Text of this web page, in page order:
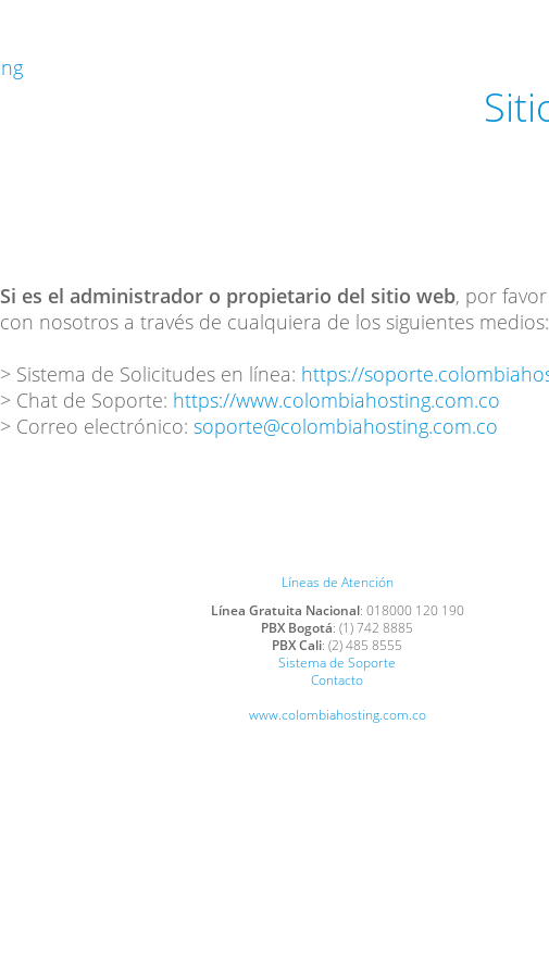
Si es el administrador o propietario del sitio web, por
con nosotros a través de cualquiera de los siguientes medios:
> Sistema de Solicitudes en línea: https://
> Chat de Soporte: https://www.colombiahosting.com.co
> Correo electrónico: soporte@colombiahosting.com.co
Líneas de Atención
Línea Gratuita Nacional: 018000 120 190
PBX Bogotá: (1) 742 8885
PBX Cali: (2) 485 8555
Sistema de Soporte
Contacto
www.colombiahosting.com.co